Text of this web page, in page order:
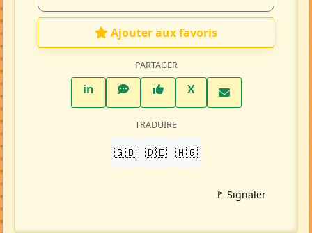
Ajouter aux favoris
PARTAGER
inLinkedInWhatsAppFacebook
XTwitter X
TRADUIRE
🇬🇧 🇩🇪 🇲🇬
🚩 Signaler